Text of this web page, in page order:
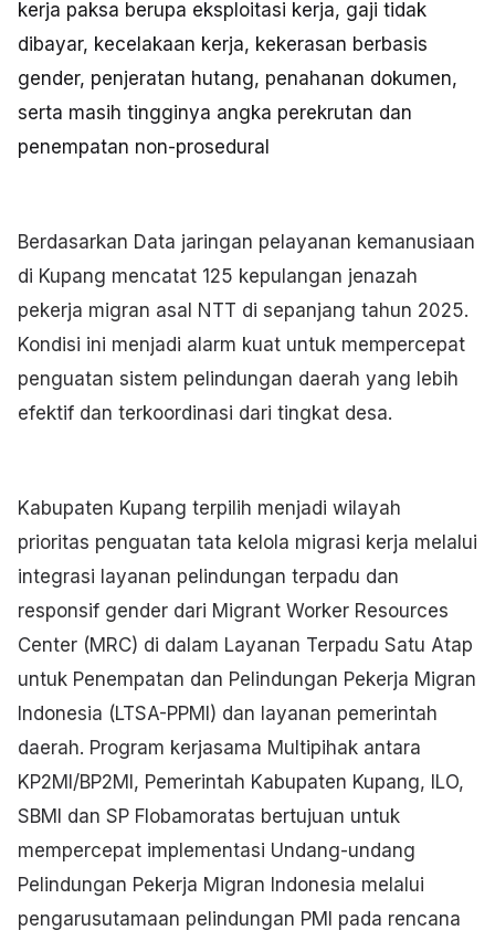
kerja paksa berupa eksploitasi kerja, gaji tidak
dibayar, kecelakaan kerja, kekerasan berbasis
gender, penjeratan hutang, penahanan dokumen,
serta masih tingginya angka perekrutan dan
penempatan non-prosedural
Berdasarkan Data jaringan pelayanan kemanusiaan
di Kupang mencatat 125 kepulangan jenazah
pekerja migran asal NTT di sepanjang tahun 2025.
Kondisi ini menjadi alarm kuat untuk mempercepat
penguatan sistem pelindungan daerah yang lebih
efektif dan terkoordinasi dari tingkat desa.
Kabupaten Kupang terpilih menjadi wilayah
prioritas penguatan tata kelola migrasi kerja melalui
integrasi layanan pelindungan terpadu dan
responsif gender dari Migrant Worker Resources
Center (MRC) di dalam Layanan Terpadu Satu Atap
untuk Penempatan dan Pelindungan Pekerja Migran
Indonesia (LTSA-PPMI) dan layanan pemerintah
daerah. Program kerjasama Multipihak antara
KP2MI/BP2MI, Pemerintah Kabupaten Kupang, ILO,
SBMI dan SP Flobamoratas bertujuan untuk
mempercepat implementasi Undang-undang
Pelindungan Pekerja Migran Indonesia melalui
pengarusutamaan pelindungan PMI pada rencana